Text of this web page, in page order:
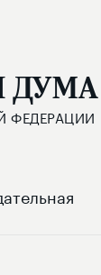
ДУМА
ФЕДЕРАЦИИ